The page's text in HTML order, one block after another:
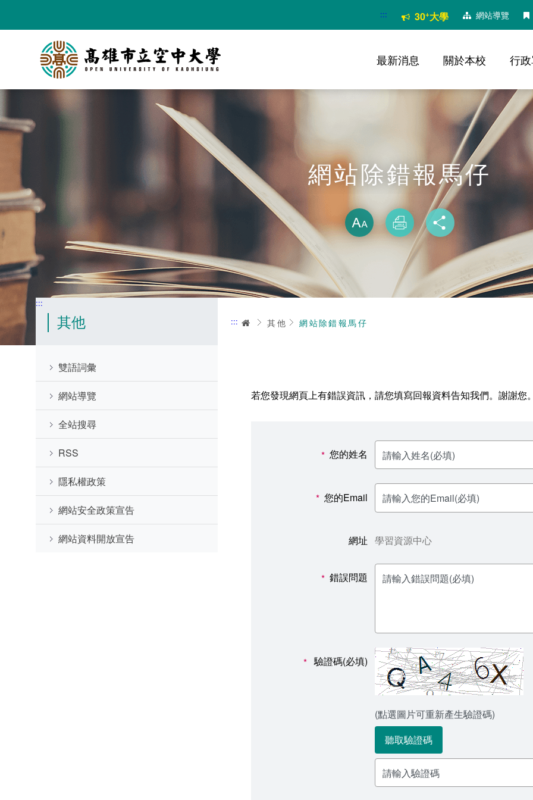
要
::: 30+大學 網站導覽
最新消息 關於本校 行
網站除錯報馬仔
放大
列印
:::
其他
雙語詞彙
網站導覽
全站搜尋
RSS
隱私權政策
網站安全政策宣告
網站資料開放宣告
::: 首頁其他 網站除錯報馬仔
若您發現網頁上有錯誤資訊，請您填寫回報資料告知我們。謝謝您
* 您的姓名
* 您的Email
網址 學習資源中心
* 錯誤問題
* 驗證碼(必填)
(點選圖片可重新產生驗證碼)
聽取驗證碼